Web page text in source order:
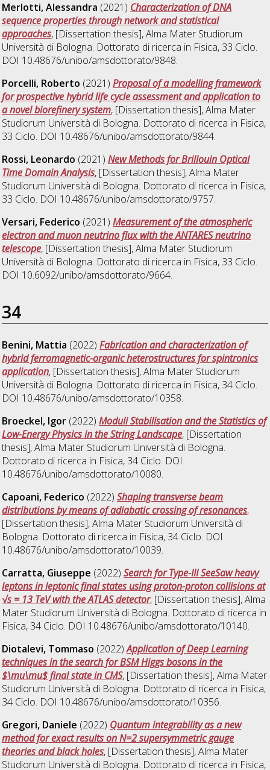
Merlotti, Alessandra (2021) Characterization of DNA
sequence properties through network and statistical
approaches, [Dissertation thesis], Alma Mater Studiorum
Università di Bologna. Dottorato di ricerca in Fisica, 33 Ciclo.
DOI 10.48676/unibo/amsdottorato/9848.
Porcelli, Roberto (2021)Proposal of a modelling framework
for prospective hybrid life cycle assessment and application to
a novel biorefinery system, [Dissertation thesis], Alma Mater
Studiorum Università di Bologna. Dottorato di ricerca in Fisica,
33 Ciclo. DOI 10.48676/unibo/amsdottorato/9844.
Rossi, Leonardo (2021)New Methods for Brillouin Optical
Time Domain Analysis, [Dissertation thesis], Alma Mater
Studiorum Università di Bologna. Dottorato di ricerca in Fisica,
33 Ciclo. DOI 10.48676/unibo/amsdottorato/9757.
Versari, Federico (2021)Measurement of the atmospheric
electron and muon neutrino flux with the ANTARES neutrino
telescope, [Dissertation thesis], Alma Mater Studiorum
Università di Bologna. Dottorato di ricerca in Fisica, 33 Ciclo.
DOI 10.6092/unibo/amsdottorato/9664.
34
Benini, Mattia (2022)Fabrication and characterization of
hybrid ferromagnetic-organic heterostructures for spintronics
application, [Dissertation thesis], Alma Mater Studiorum
Università di Bologna. Dottorato di ricerca in Fisica, 34 Ciclo.
DOI 10.48676/unibo/amsdottorato/10358.
Broeckel, Igor (2022)Moduli Stabilisation and the Statistics of
Low-Energy Physics in the String Landscape, [Dissertation
thesis], Alma Mater Studiorum Università di Bologna.
Dottorato di ricerca in Fisica, 34 Ciclo. DOI
10.48676/unibo/amsdottorato/10080.
Capoani, Federico (2022)Shaping transverse beam
distributions by means of adiabatic crossing of resonances,
[Dissertation thesis], Alma Mater Studiorum Università di
Bologna. Dottorato di ricerca in Fisica, 34 Ciclo. DOI
10.48676/unibo/amsdottorato/10039.
Carratta, Giuseppe (2022)Search for Type-III SeeSaw heavy
leptons in leptonic final states using proton-proton collisions at
√s = 13 TeV with the ATLAS detector, [Dissertation thesis], Alma
Mater Studiorum Università di Bologna. Dottorato di ricerca in
Fisica, 34 Ciclo. DOI 10.48676/unibo/amsdottorato/10140.
Diotalevi, Tommaso (2022)Application of Deep Learning
techniques in the search for BSM Higgs bosons in the
$\mu\mu$ final state in CMS, [Dissertation thesis], Alma Mater
Studiorum Università di Bologna. Dottorato di ricerca in Fisica,
34 Ciclo. DOI 10.48676/unibo/amsdottorato/10356.
Gregori, Daniele (2022) Quantum integrability as a new
method for exact results on N=2 supersymmetric gauge
theories and black holes, [Dissertation thesis], Alma Mater
Studiorum Università di Bologna. Dottorato di ricerca in Fisica,